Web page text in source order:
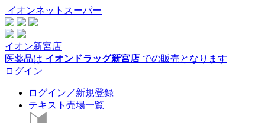
イオンネットスーパー
イオン新宮店
医薬品は イオンドラッグ新宮店 での販売となります
ログイン
ログイン／新規登録
テキスト売場一覧